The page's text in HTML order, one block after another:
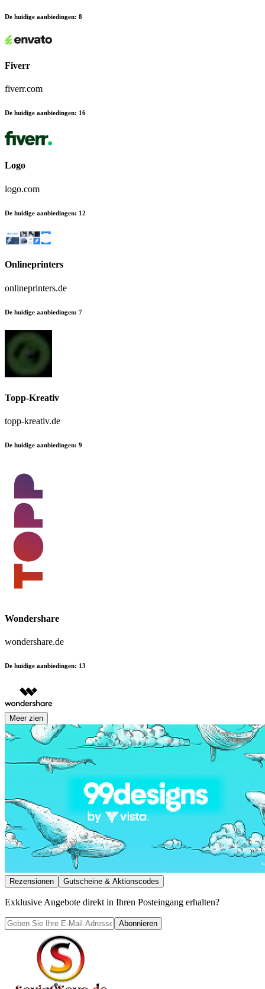
De huidige aanbiedingen: 8
Fiverr
fiverr.com
De huidige aanbiedingen: 16
Logo
logo.com
De huidige aanbiedingen: 12
Onlineprinters
onlineprinters.de
De huidige aanbiedingen: 7
Topp-Kreativ
topp-kreativ.de
De huidige aanbiedingen: 9
Wondershare
wondershare.de
De huidige aanbiedingen: 13
Meer zien
Rezensionen Gutscheine & Aktionscodes
Exklusive Angebote direkt in Ihren Posteingang erhalten?
Abonnieren